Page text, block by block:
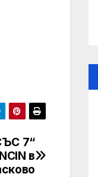
7“
в